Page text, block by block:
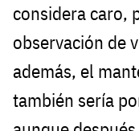
considera caro,
observación de
además, el
también sería